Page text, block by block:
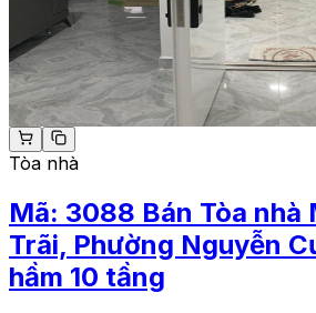
Tòa nhà
Mã: 3088 Bán Tòa nhà
Trãi, Phường Nguyễn
hầm 10 tầng